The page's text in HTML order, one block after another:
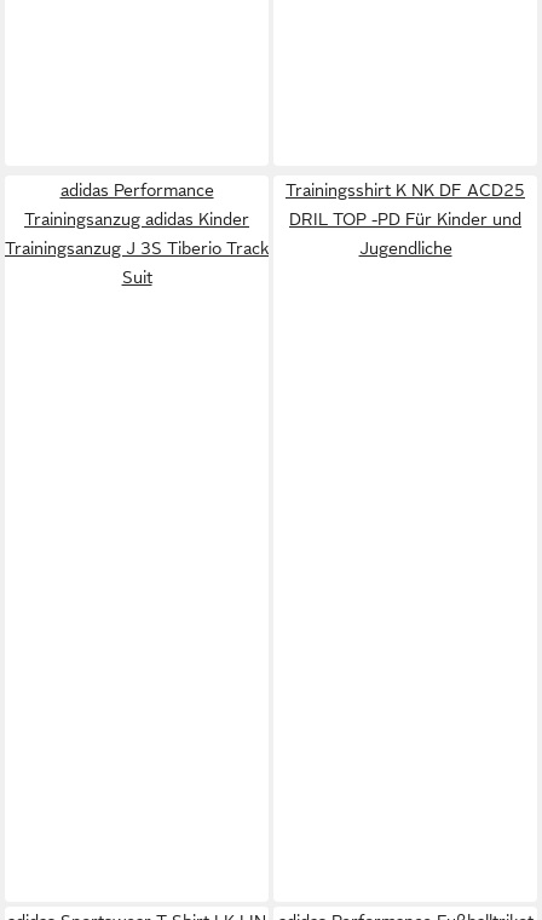
adidas Performance
Trainingsanzug adidas Kinder
Trainingsanzug J 3S Tiberio Track
Suit
Trainingsshirt K NK DF ACD25
DRIL TOP -PD Für Kinder und
Jugendliche